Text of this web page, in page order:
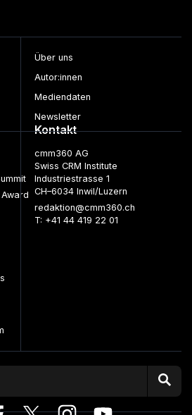
Über uns
Autor:innen
Mediendaten
Newsletter
Kontakt
cmm360 AG
Swiss CRM Institute
Industriestrasse 1
CH–6034 Inwil/Luzern
redaktion@cmm360.ch
T: +41 44 419 22 01